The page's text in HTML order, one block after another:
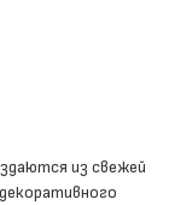
из свежей